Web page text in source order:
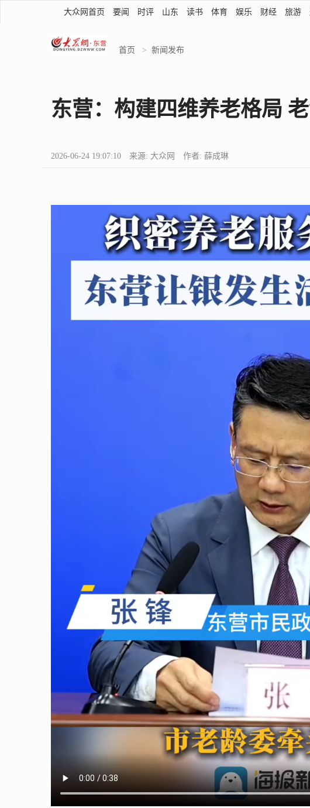
大众网首页 要闻 时评 山东 读书 体育 娱乐 财经 旅游
首页 > 新闻发布
东营：构建四维养老格局
2026-06-24 19:07:10 来源: 大众网 作者: 薛成琳